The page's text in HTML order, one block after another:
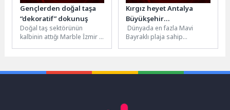
Gençlerden doğal taşa
“dekoratif” dokunuş
Doğal taş sektörünün
kalbinin attığı Marble İzmir –
Kırgız heyet Antalya
Büyükşehir
Belediyesi’nin Mavi
Bayrak deneyimini
inceledi
Dünyada en fazla Mavi
Bayraklı plaja sahip